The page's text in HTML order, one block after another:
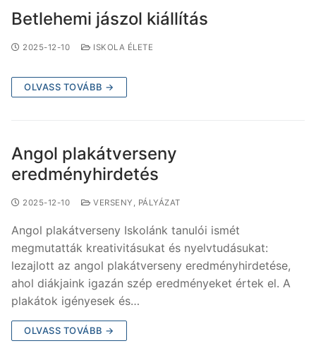
Betlehemi jászol kiállítás
2025-12-10 ISKOLA ÉLETE
OLVASS TOVÁBB →
Angol plakátverseny
eredményhirdetés
2025-12-10 VERSENY, PÁLYÁZAT
Angol plakátverseny Iskolánk tanulói ismét
megmutatták kreativitásukat és nyelvtudásukat:
lezajlott az angol plakátverseny eredményhirdetése,
ahol diákjaink igazán szép eredményeket értek el. A
plakátok igényesek és…
OLVASS TOVÁBB →